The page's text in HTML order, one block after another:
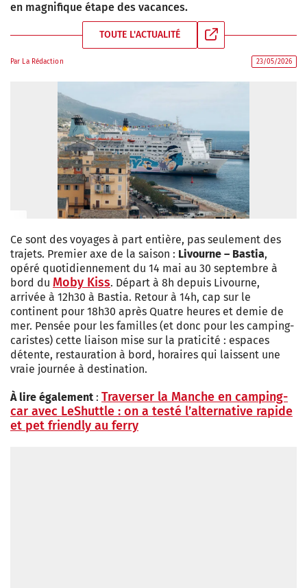
en magnifique étape des vacances.
TOUTE L'ACTUALITÉ
Par La Rédaction 23/05/2026
Ce sont des voyages à part entière, pas seulement des
trajets. Premier axe de la saison : Livourne – Bastia,
opéré quotidiennement du 14 mai au 30 septembre à
bord du Moby Kiss. Départ à 8h depuis Livourne,
arrivée à 12h30 à Bastia. Retour à 14h, cap sur le
continent pour 18h30 après Quatre heures et demie de
mer. Pensée pour les familles (et donc pour les camping-
caristes) cette liaison mise sur la praticité : espaces
détente, restauration à bord, horaires qui laissent une
vraie journée à destination.
À lire également : Traverser la Manche en camping-
car avec LeShuttle : on a testé l’alternative rapide
et pet friendly au ferry